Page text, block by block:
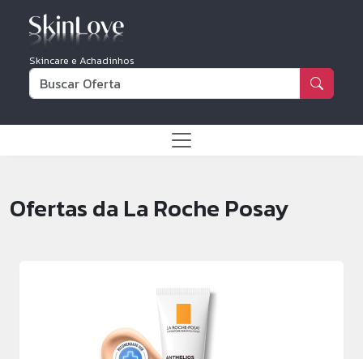
Skincare e Achadinhos
Ofertas da La Roche Posay